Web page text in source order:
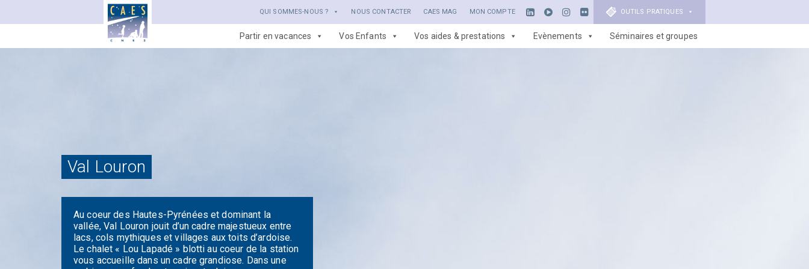
QUI SOMMES-NOUS ? NOUS CONTACTER CAES MAG MON COMPTE OUTILS PRATIQUES
Partir en vacances Vos Enfants Vos aides & prestations Evènements Séminaires et groupes
Val Louron
Au coeur des Hautes-Pyrénées et dominant la
vallée, Val Louron jouit d’un cadre majestueux entre
lacs, cols mythiques et villages aux toits d’ardoise.
Le chalet « Lou Lapadé » blotti au coeur de la station
vous accueille dans un cadre grandiose. Dans une